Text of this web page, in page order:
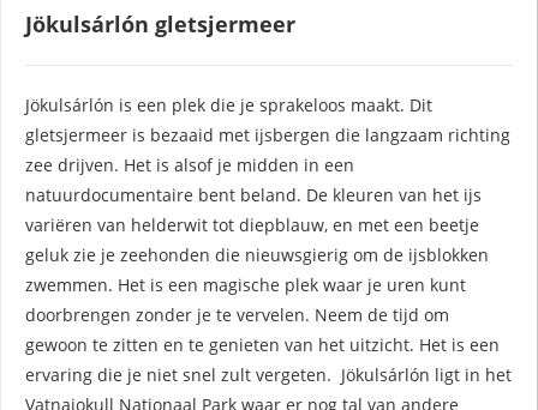
Jökulsárlón gletsjermeer
Jökulsárlón is een plek die je sprakeloos maakt. Dit
gletsjermeer is bezaaid met ijsbergen die langzaam richting
zee drijven. Het is alsof je midden in een
natuurdocumentaire bent beland. De kleuren van het ijs
variëren van helderwit tot diepblauw, en met een beetje
geluk zie je zeehonden die nieuwsgierig om de ijsblokken
zwemmen. Het is een magische plek waar je uren kunt
doorbrengen zonder je te vervelen. Neem de tijd om
gewoon te zitten en te genieten van het uitzicht. Het is een
ervaring die je niet snel zult vergeten. Jökulsárlón ligt in het
Vatnajokull Nationaal Park waar er nog tal van andere